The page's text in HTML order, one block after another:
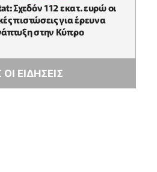
Σχεδόν 112 εκατ. ευρώ οι
πιστώσεις για έρευνα
στην Κύπρο
ΕΙΔΗΣΕΙΣ